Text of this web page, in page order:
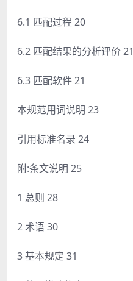
6.1 匹配过程 20
6.2 匹配结果的分析评价 21
6.3 匹配软件 21
本规范用词说明 23
引用标准名录 24
附:条文说明 25
1 总则 28
2 术语 30
3 基本规定 31